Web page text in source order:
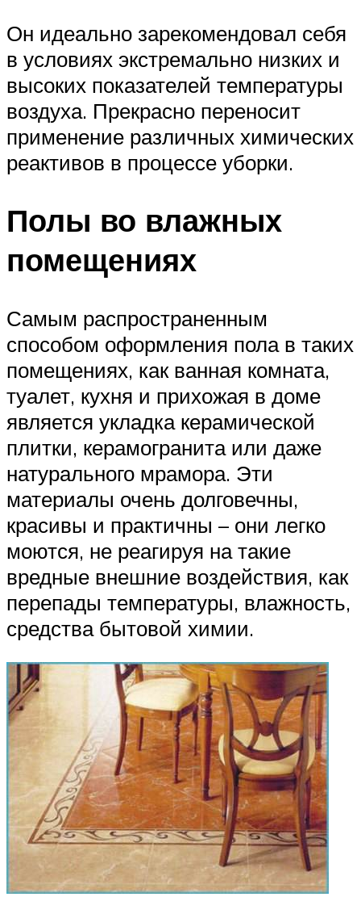
Он идеально зарекомендовал себя
в условиях экстремально низких и
высоких показателей температуры
воздуха. Прекрасно переносит
применение различных химических
реактивов в процессе уборки.
Полы во влажных
помещениях
Самым распространенным
способом оформления пола в таких
помещениях, как ванная комната,
туалет, кухня и прихожая в доме
является укладка керамической
плитки, керамогранита или даже
натурального мрамора. Эти
материалы очень долговечны,
красивы и практичны – они легко
моются, не реагируя на такие
вредные внешние воздействия, как
перепады температуры, влажность,
средства бытовой химии.